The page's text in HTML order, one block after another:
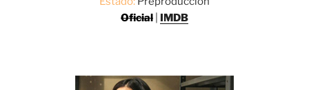
Oficial
IMDB